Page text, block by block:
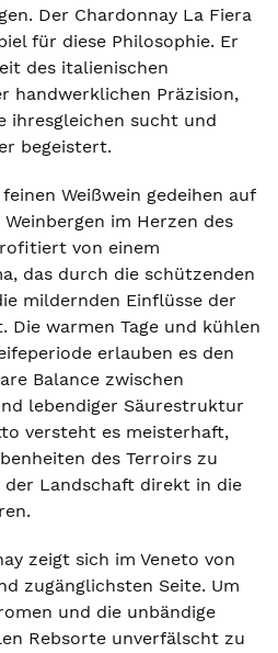
Der Chardonnay La Fiera
für diese Philosophie. Er
des italienischen
handwerklichen Präzision,
ihresgleichen sucht und
begeistert.
Weißwein gedeihen auf
im Herzen des
von einem
das durch die schützenden
mildernden Einflüsse der
Die warmen Tage und kühlen
erlauben es den
Balance zwischen
lebendiger Säurestruktur
versteht es meisterhaft,
des Terroirs zu
Landschaft direkt in die
zeigt sich im Veneto von
zugänglichsten Seite. Um
und die unbändige
Rebsorte unverfälscht zu